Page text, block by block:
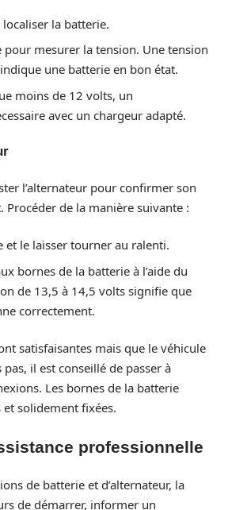
la batterie.
mesurer la tension. Une tension
une batterie en bon état.
moins de 12 volts, un
avec un chargeur adapté.
l’alternateur pour confirmer son
de la manière suivante :
et le laisser tourner au ralenti.
bornes de la batterie à l’aide du
de 13,5 à 14,5 volts signifie que
correctement.
satisfaisantes mais que le véhicule
il est conseillé de passer à
Les bornes de la batterie
solidement fixées.
professionnelle
de batterie et d’alternateur, la
de démarrer, informer un